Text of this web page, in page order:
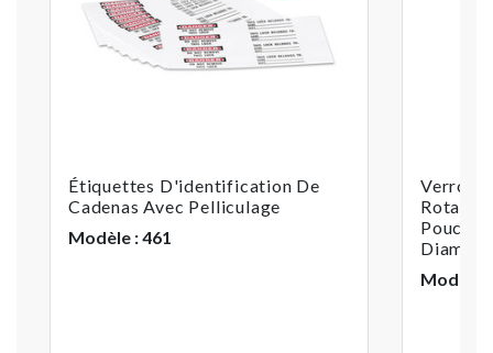
Étiquettes D'identification De
Cadenas Avec Pelliculage
Modèle : 461
Rotatif,
Pouces
Modèle